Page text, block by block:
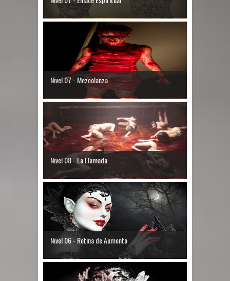
Nivel 07 - Mezcolanza
Nivel 08 - La Llamada
Nivel 06 - Retina de Aumento